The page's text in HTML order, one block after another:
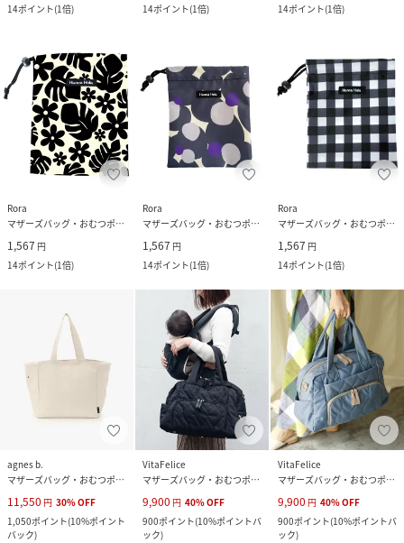
14ポイント(1倍)
14ポイント(1倍)
14ポイント(1倍)
Rora
マザーズバッグ・おむつポーチ
1,567 円
14ポイント(1倍)
Rora
マザーズバッグ・おむつポーチ
1,567 円
14ポイント(1倍)
Rora
マザーズバッグ・おむつポーチ
1,567 円
14ポイント(1倍)
agnes b.
マザーズバッグ・おむつポーチ
11,550 円 30%OFF
1,050ポイント(10%ポイント
バック)
VitaFelice
マザーズバッグ・おむつポーチ
9,900 円 40%OFF
900ポイント(10%ポイントバ
ック)
VitaFelice
マザーズバッグ・おむつポーチ
9,900 円 40%OFF
900ポイント(10%ポイントバ
ック)